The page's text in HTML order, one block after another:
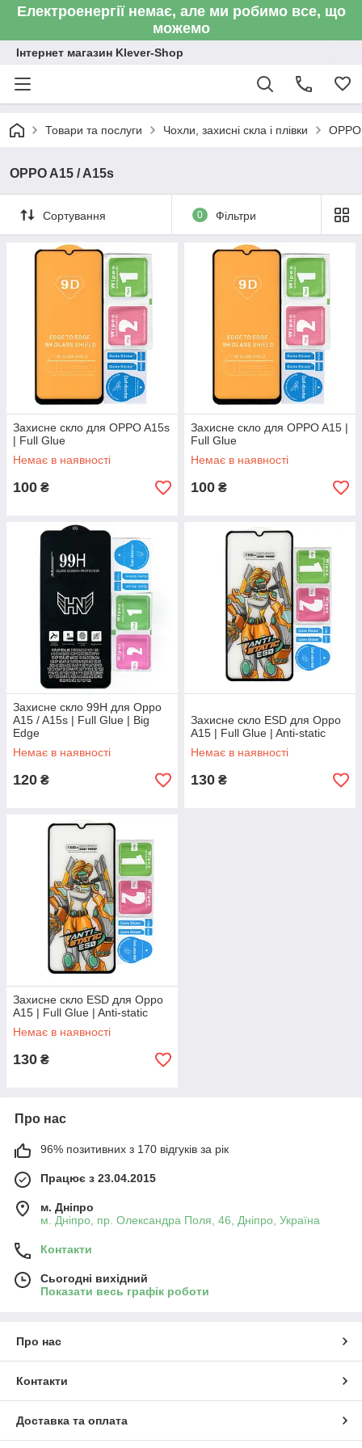
Електроенергії немає, але ми робимо все, що
можемо
Інтернет магазин Klever-Shop
Товари та послуги Чохли, захисні скла і плівки OPPO
OPPO A15 / A15s
Сортування 0 Фільтри
Захисне скло для OPPO A15s
| Full Glue
Немає в наявності
100 ₴
Захисне скло для OPPO A15 |
Full Glue
Немає в наявності
100 ₴
Захисне скло 99H для Oppo
A15 / A15s | Full Glue | Big
Edge
Немає в наявності
120 ₴
Захисне скло ESD для Oppo
A15 | Full Glue | Anti-static
Немає в наявності
130 ₴
Захисне скло ESD для Oppo
A15 | Full Glue | Anti-static
Немає в наявності
130 ₴
Про нас
96% позитивних з 170 відгуків за рік
Працює з 23.04.2015
м. Дніпро
м. Дніпро, пр. Олександра Поля, 46, Дніпро, Україна
Контакти
Сьогодні вихідний
Показати весь графік роботи
Про нас
Контакти
Доставка та оплата